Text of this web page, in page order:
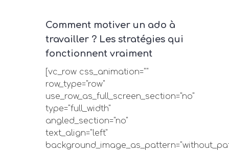
Comment motiver un ado à
travailler ? Les stratégies qui
fonctionnent vraiment
[vc_row css_animation=""
row_type="row"
use_row_as_full_screen_section="no"
type="full_width"
angled_section="no"
text_align="left"